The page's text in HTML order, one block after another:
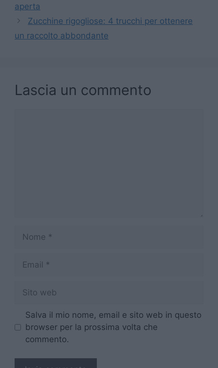
aperta
Zucchine rigogliose: 4 trucchi per ottenere
un raccolto abbondante
Lascia un commento
Salva il mio nome, email e sito web in questo
browser per la prossima volta che
commento.